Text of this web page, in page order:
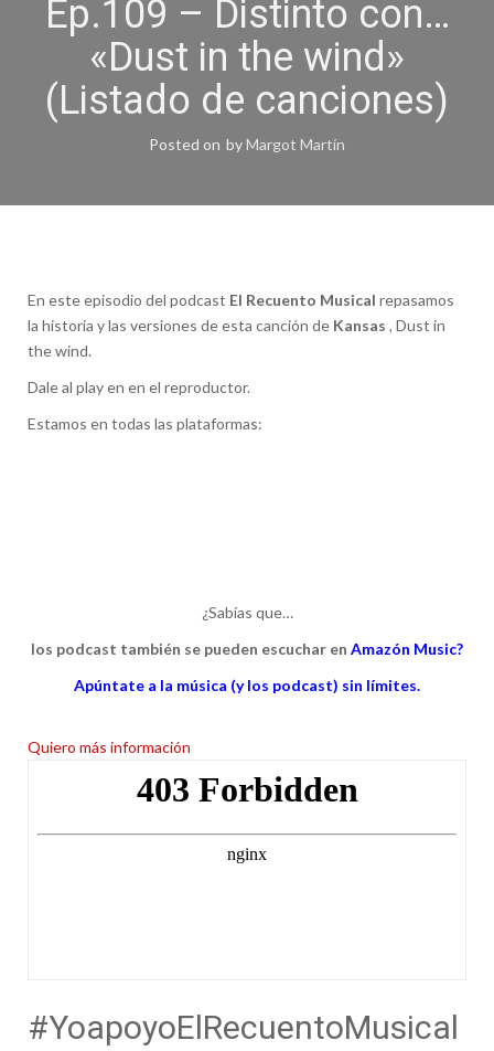
Ep.109 – Distinto con…
«Dust in the wind»
(Listado de canciones)
Posted on byMargot Martín
En este episodio del podcast El Recuento Musical repasamos
la historia y las versiones de esta canción de Kansas , Dust in
the wind.
Dale al play en en el reproductor.
Estamos en todas las plataformas:
¿Sabías que…
los podcast también se pueden escuchar en Amazón Music?
Apúntate a la música (y los podcast) sin límites.
Quiero más información
#YoapoyoElRecuentoMusical